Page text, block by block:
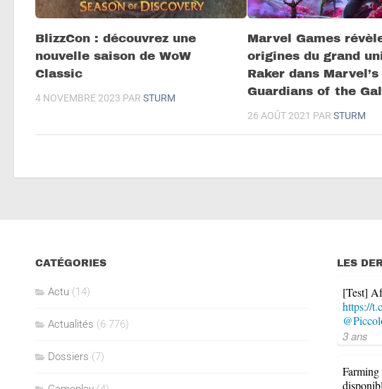
BlizzCon : découvrez une
nouvelle saison de WoW
Classic
4 NOVEMBRE 2023 PAR STURM
Marvel Games
origines du grand
Raker dans Marvel’s
Guardians of the
26 AOÛT 2021 PARSTURM
CATÉGORIES
Actu (14)
Actualités (6 776)
Dossiers (7)
LES
[Test]
https://
3 ans